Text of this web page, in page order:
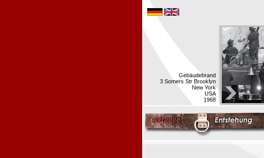
Gebäudebrand
3 Somers Str Brooklyn
New York
USA
1968